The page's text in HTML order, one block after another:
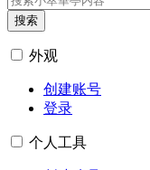
搜索
外观
创建账号
登录
个人工具